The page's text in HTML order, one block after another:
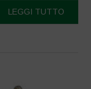
LEGGI TUTTO